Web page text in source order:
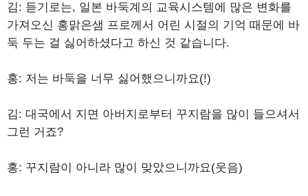
김: 듣기로는, 일본 바둑계의 교육시스템에 많은 변화를
가져오신 홍맑은샘 프로께서 어린 시절의 기억 때문에 바
둑 두는 걸 싫어하셨다고 하신 것 같습니다.
홍: 저는 바둑을 너무 싫어했으니까요(!)
김: 대국에서 지면 아버지로부터 꾸지람을 많이 들으셔서
그런 거죠?
홍: 꾸지람이 아니라 많이 맞았으니까요(웃음)